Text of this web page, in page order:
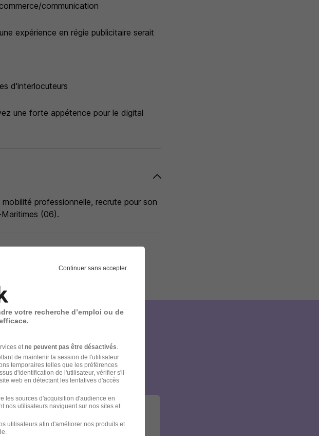
communication
expérience en régie publicitaire serait
d'interlocuteurs
une forte appétence pour le digital
professionnelle, recrute pour son
(06).
et
!
Continuer sans accepter
votre recherche d’emploi ou de
et ne peuvent pas être désactivés
de maintenir la session de l'utilisateur
temporaires telles que les préférences
d'identification de l'utilisateur, vérifier s'il
web en détectant les tentatives d'accès
les sources d'acquisition d'audience en
nos utilisateurs naviguent sur nos sites et
utilisateurs afin d'améliorer nos produits et